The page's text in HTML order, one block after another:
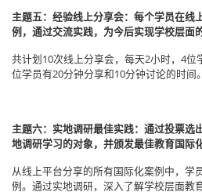
主题五：经验线上分享会：每个学员在线
例，通过交流实践，为今后实现学校层面
共计划10次线上分享会，每天2小时，4
位学员有20分钟分享和10分钟讨论的时间。
主题六：实地调研最佳实践：通过投票选
地调研学习的对象，并颁发最佳教育国际
从线上平台分享的所有国际化案例中，学
例。通过实地调研，深入了解学校层面教